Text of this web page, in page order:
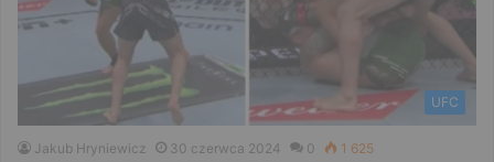
UFC
Jakub Hryniewicz 30 czerwca 2024 0 1 625